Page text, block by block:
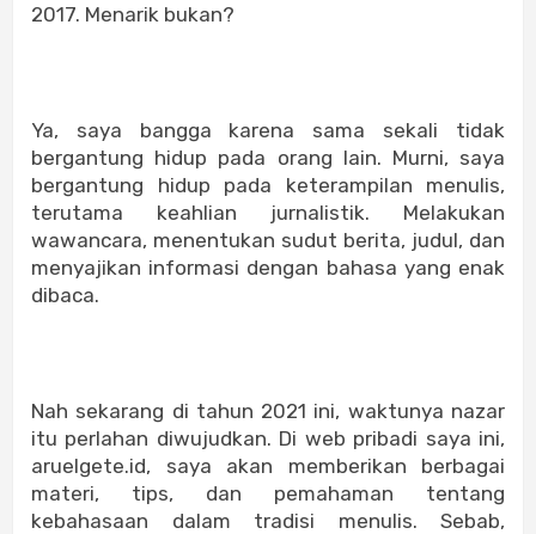
2017. Menarik bukan?
Ya, saya bangga karena sama sekali tidak
bergantung hidup pada orang lain. Murni, saya
bergantung hidup pada keterampilan menulis,
terutama keahlian jurnalistik. Melakukan
wawancara, menentukan sudut berita, judul, dan
menyajikan informasi dengan bahasa yang enak
dibaca.
Nah sekarang di tahun 2021 ini, waktunya nazar
itu perlahan diwujudkan. Di web pribadi saya ini,
aruelgete.id, saya akan memberikan berbagai
materi, tips, dan pemahaman tentang
kebahasaan dalam tradisi menulis. Sebab,